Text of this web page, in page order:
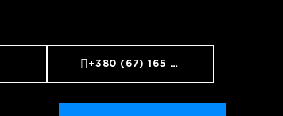
ПЛОЩА, 7 +380 (67) 165 45 45